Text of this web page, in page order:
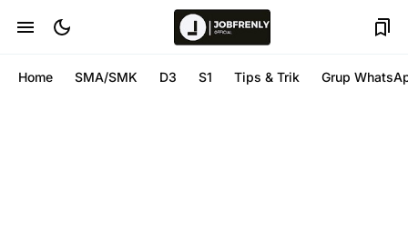
Home SMA/SMK D3 S1 Tips & Trik Grup